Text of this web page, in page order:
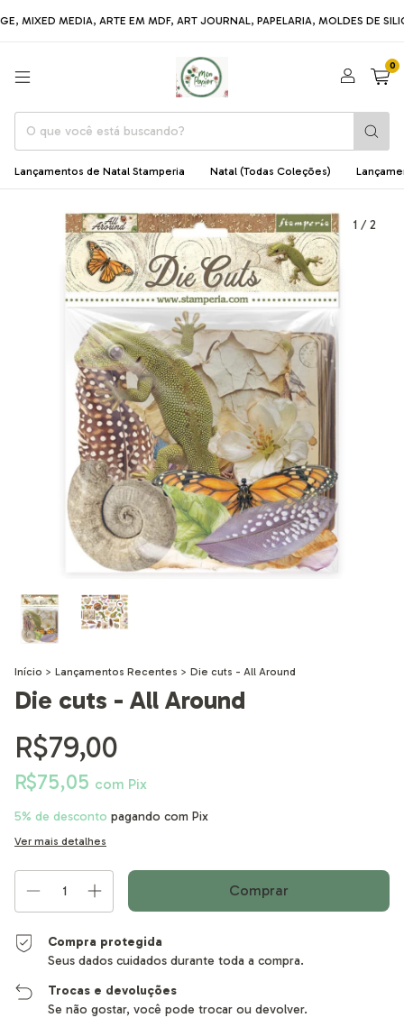
MIXED MEDIA, ARTE EM MDF, ART JOURNAL, PAPELARIA, MOLDES DE
0
Lançamentos de Natal Stamperia Natal (Todas Coleções)
1 /2
Início > Lançamentos Recentes > Die cuts - All Around
Die cuts - All Around
R$79,00
R$75,05 com Pix
5% de desconto pagando com Pix
Ver mais detalhes
Compra protegida
Seus dados cuidados durante toda a compra.
Trocas e devoluções
Se não gostar, você pode trocar ou devolver.